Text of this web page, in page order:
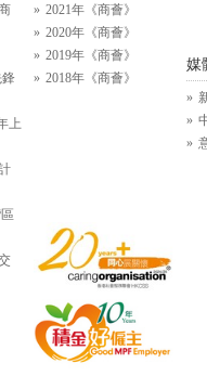
上
2021年《商薈》
2020年《商薈》
2019年《商薈》
2018年《商薈》
媒